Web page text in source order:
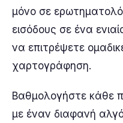
μόνο σε
εισόδους σε ένα
να επιτρέψετε
χαρτογράφηση.
Βαθμολογήστε κάθε
με έναν διαφανή